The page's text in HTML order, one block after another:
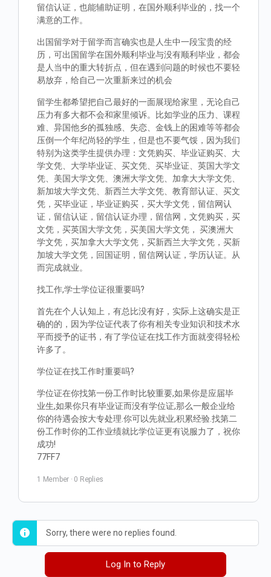
留信认证，也能辅助证明，在国外顺利毕业的，找一个
满意的工作。
出国留学对于留学而言确实也是人生中一段宝贵的经
历，可出国留学在国外顺利毕业与没有顺利毕业，都会
是人当中的重大转折点，但在遇到问题的时候也不要轻
易放弃，给自己一次重新来过的机会
留学生都希望把自己最好的一面展现给家里，无论自己
压力有多大都不会和家里倾诉。比如学业的压力、课程
难、异国他乡的孤独感、失恋、金钱上的困难等等都会
压倒一个年纪尚轻的学生，但是也不要气馁，因为我们
特别为这类学生提供办理：文凭购买、毕业证购买、大
学文凭、大学毕业证、买文凭、买毕业证、英国大学文
凭、美国大学文凭、澳洲大学文凭、加拿大大学文凭、
新加坡大学文凭、新西兰大学文凭、教育部认证、买文
凭，买毕业证，毕业证购买，买大学文凭，留信网认
证，留信认证，留信认证办理，留信网，文凭购买，买
文凭，买英国大学文凭，买美国大学文凭， 买澳洲大
学文凭，买加拿大大学文凭，买新西兰大学文凭，买新
加坡大学文凭，回国证明，留信网认证，学历认证。从
而完成就业。
找工作,学士学位证很重要吗?
首先在个人认知上，有总比没有好，实际上这确实是正
确的的，因为学位证代表了你有相关专业知识和技术水
平而授予的证书，有了学位证在找工作方面就变得轻松
许多了。
学位证在找工作时重要吗?
学位证在你找第一份工作时比较重要,如果你是应届毕
业生,如果你只有毕业证而没有学位证,那么一般企业给
你的待遇会按大专处理.你可以先就业,积累经验.找第二
份工作时你的工作业绩就比学位证更有说服力了，祝你
成功!
77FF7
1 Member · 0 Replies
Sorry, there were no replies found.
Log In to Reply